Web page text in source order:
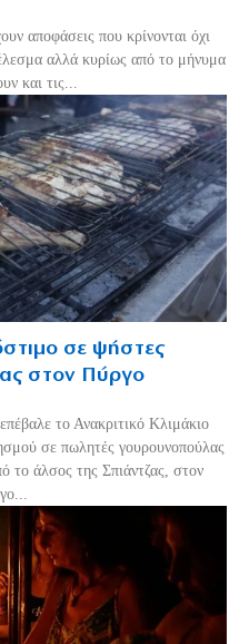
αποφάσεις που κρίνονται όχι
αλλά κυρίως από το μήνυμα
και τις...
σε ψήστες
στον Πύργο
το Ανακριτικό Κλιμάκιο
σε πωλητές γουρουνοπούλας
το άλσος της Σπιάντζας, στον